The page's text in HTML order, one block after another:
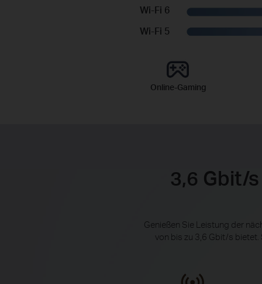
Wi-Fi 6
Wi-Fi 5
Online-Gaming
3,6 Gbit/
Genießen Sie Leistung der
von bis zu 3,6 Gbit/s